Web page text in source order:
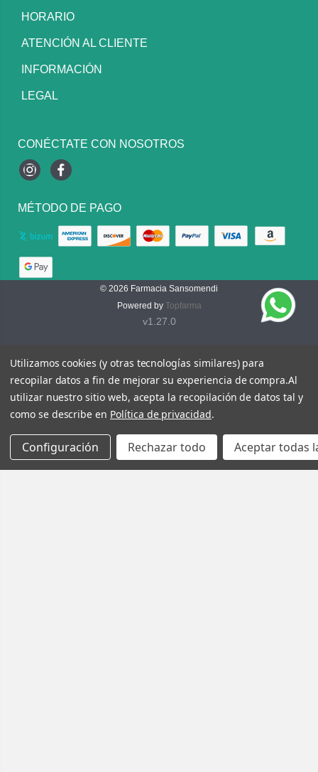
HORARIO
ATENCIÓN AL CLIENTE
INFORMACIÓN
LEGAL
CONÉCTATE CON NOSOTROS
InstagramFacebook
MÉTODO DE PAGO
© 2026 Farmacia Sansomendi
Powered by Topfarma
v1.27.0
Utilizamos cookies (y otras tecnologías similares) para
recopilar datos a fin de mejorar su experiencia de compra.Al
utilizar nuestro sitio web, acepta la recopilación de datos tal y
como se describe en Política de privacidad.
Configuración Rechazar todo Aceptar todas